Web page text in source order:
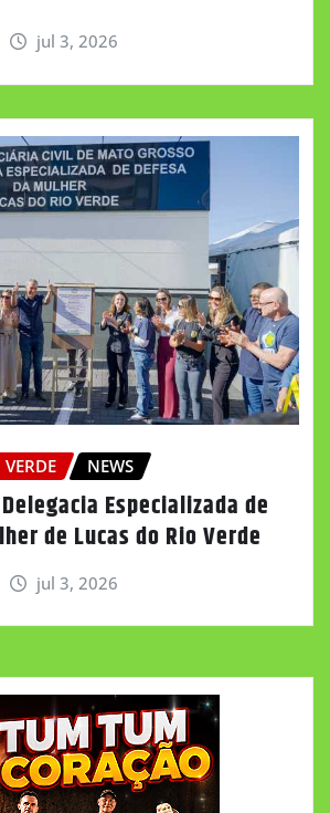
jul 3, 2026
NEWS
Especializada de
de Lucas do Rio Verde
jul 3, 2026